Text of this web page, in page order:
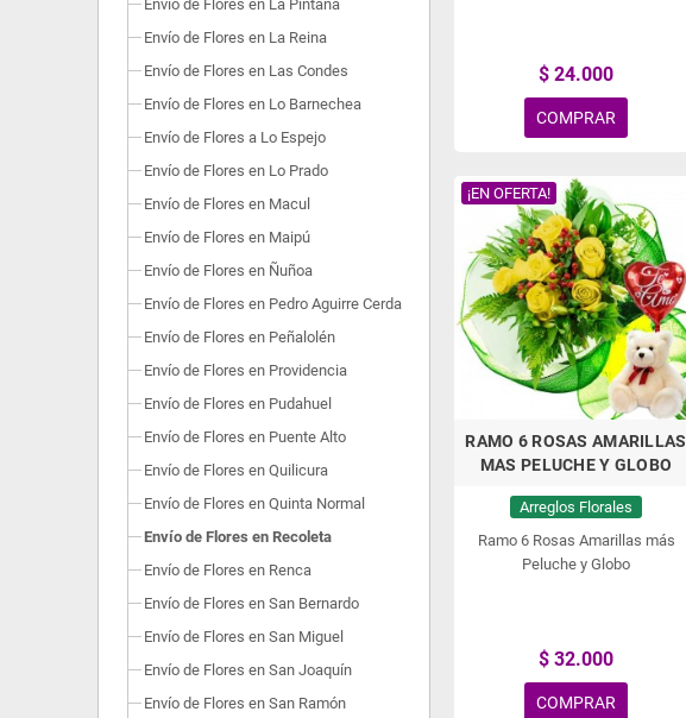
Envío de Flores en La Pintana
Envío de Flores en La Reina
Envío de Flores en Las Condes
Envío de Flores en Lo Barnechea
Envío de Flores a Lo Espejo
Envío de Flores en Lo Prado
Envío de Flores en Macul
Envío de Flores en Maipú
Envío de Flores en Ñuñoa
Envío de Flores en Pedro Aguirre Cerda
Envío de Flores en Peñalolén
Envío de Flores en Providencia
Envío de Flores en Pudahuel
Envío de Flores en Puente Alto
Envío de Flores en Quilicura
Envío de Flores en Quinta Normal
Envío de Flores en Recoleta
Envío de Flores en Renca
Envío de Flores en San Bernardo
Envío de Flores en San Miguel
Envío de Flores en San Joaquín
Envío de Flores en San Ramón
$ 24.000
COMPRAR
¡EN OFERTA!
RAMO 6 ROSAS AMARILLAS
MAS PELUCHE Y GLOBO
Arreglos Florales
Ramo 6 Rosas Amarillas más
Peluche y Globo
$ 32.000
COMPRAR